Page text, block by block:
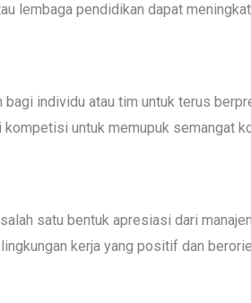
lembaga pendidikan dapat
individu atau tim untuk terus
untuk memupuk semangat
satu bentuk apresiasi dari
kerja yang positif dan